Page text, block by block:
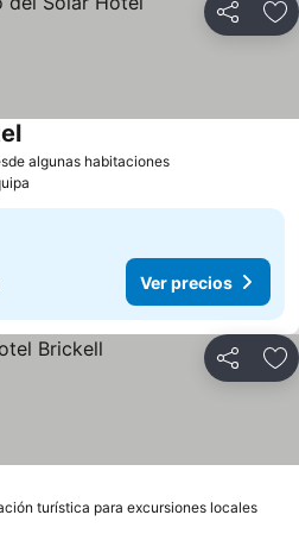
Compartir
algunas habitaciones
Ver precios
Compartir
turística para excursiones locales